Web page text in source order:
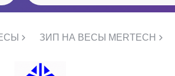
ЗИП НА ВЕСЫ MERTECH